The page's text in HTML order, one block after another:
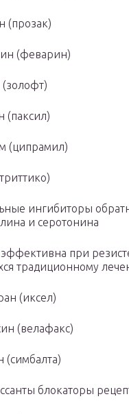
(прозак)
(феварин)
(паксил)
(ципрамил)
ингибиторы
и серотонина
эффективна при
традиционному
(иксел)
(велафакс)
(симбалта)
блокаторы